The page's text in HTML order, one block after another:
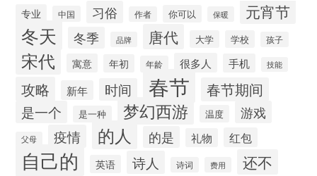
专业 中国 习俗 作者 你可以 保暖 元宵节
冬天 冬季 品牌 唐代 大学 学校 孩子
宋代 寓意 年初 年龄 很多人 手机 技能
攻略 新年 时间 春节 春节期间
是一个 是一种 梦幻西游 温度 游戏
父母 疫情 的人 的是 礼物 红包
自己的 英语 诗人 诗词 费用 还不